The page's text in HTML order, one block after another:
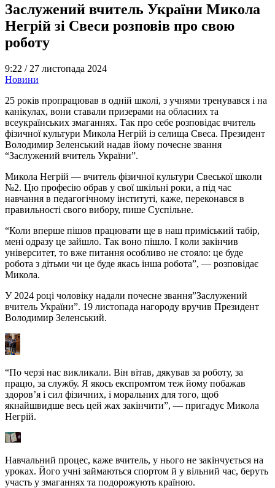
Заслужений вчитель України Микола
Негрій зі Свеси розповів про свою
роботу
9:22 / 27 листопада 2024
Новини
25 років пропрацював в одній школі, з учнями тренувався і на
канікулах, вони ставали призерами на обласних та
всеукраїнських змаганнях. Так про себе розповідає вчитель
фізичної культури Микола Негрій із селища Свеса. Президент
Володимир Зеленський надав йому почесне звання
“Заслужений вчитель України”.
Микола Негрій — вчитель фізичної культури Свеської школи
№2. Цю професію обрав у свої шкільні роки, а під час
навчання в педагогічному інституті, каже, переконався в
правильності свого вибору, пише Суспільне.
“Коли вперше пішов працювати ще в наш приміський табір,
мені одразу це зайшло. Так воно пішло. І коли закінчив
університет, то вже питання особливо не стояло: це буде
робота з дітьми чи це буде якась інша робота”, — розповідає
Микола.
У 2024 році чоловіку надали почесне звання”Заслужений
вчитель України”. 19 листопада нагороду вручив Президент
Володимир Зеленський.
“По черзі нас викликали. Він вітав, дякував за роботу, за
працю, за службу. Я якось експромтом теж йому побажав
здоров’я і сил фізичних, і моральних для того, щоб
якнайшвидше весь цей жах закінчити”, — пригадує Микола
Негрій.
Навчальний процес, каже вчитель, у нього не закінчується на
уроках. Його учні займаються спортом й у вільний час, беруть
участь у змаганнях та подорожують країною.